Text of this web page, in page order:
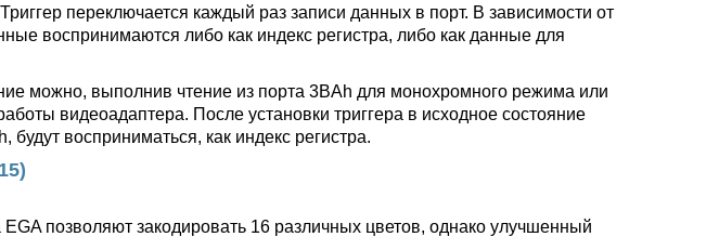
переключается каждый раз записи данных в порт. В зависимости от
воспринимаются либо как индекс регистра, либо как данные для
можно, выполнив чтение из порта 3BAh для монохромного режима или
видеоадаптера. После установки триггера в исходное состояние
восприниматься, как индекс регистра.
позволяют закодировать 16 различных цветов, однако улучшенный